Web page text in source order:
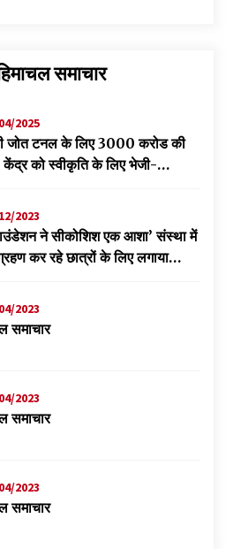
समाचार
2025
जोत टनल के लिए 3000 करोड की
को स्वीकृति के लिए भेजी-
2023
ने सीकोशिश एक आशा’ संस्था में
ग्रहण कर रहे छात्रों के लिए लगाया
2023
समाचार
2023
समाचार
2023
समाचार